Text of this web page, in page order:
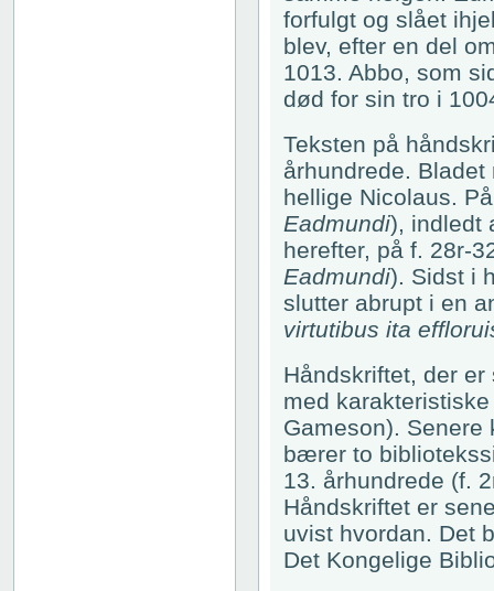
forfulgt og slået
blev, efter en del
1013. Abbo, som
død for sin tro i
Teksten på
århundrede.
hellige Nicolaus.
Eadmundi), indledt
herefter, på f. 28r-
Eadmundi). Sidst i
slutter abrupt i en
virtutibus ita
Håndskriftet, der
med
Gameson).
bærer to
13. århundrede (f.
Håndskriftet er
uvist hvordan. Det
Det Kongelige